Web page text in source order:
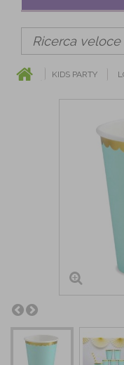
KIDS PARTY